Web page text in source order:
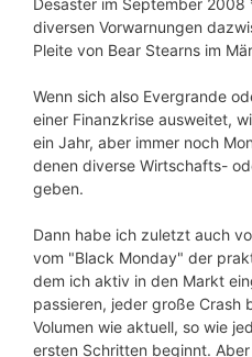
Desaster im September
diversen Vorwarnungen
Pleite von Bear Stearns im
Wenn sich also Evergrande
einer Finanzkrise ausweitet,
ein Jahr, aber immer noch
denen diverse Wirtschafts-
geben.
Dann habe ich zuletzt auch
vom "Black Monday" der
dem ich aktiv in den Markt
passieren, jeder große Crash
Volumen wie aktuell, so wie
ersten Schritten beginnt.